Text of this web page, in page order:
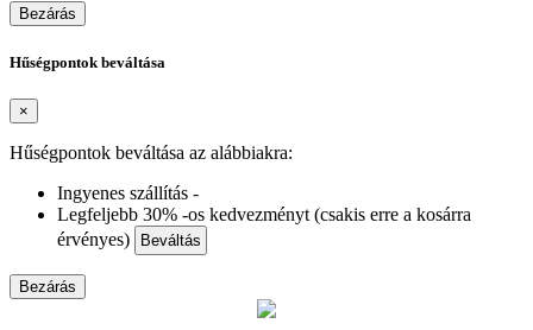
Bezárás
Hűségpontok beváltása
×
Hűségpontok beváltása az alábbiakra:
Ingyenes szállítás -
Legfeljebb 30% -os kedvezményt (csakis erre a kosárra
érvényes)
Beváltás
Bezárás